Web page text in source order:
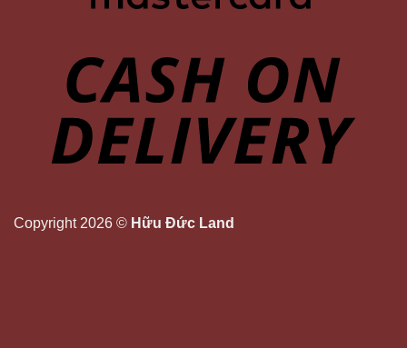
Copyright 2026 © Hữu Đức Land